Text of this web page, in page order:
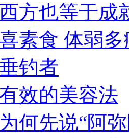
方也等于成
素食 体弱
钓者
效的美容法
何先说“阿